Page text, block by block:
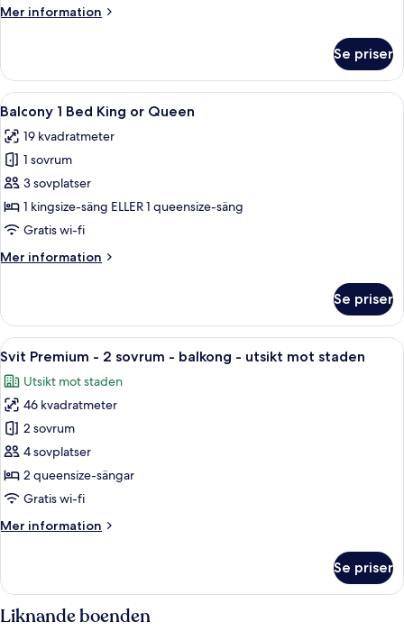
Bed
Mer information
Mer
View
Balcony
1
King
Se priser
Öppna
alla
foton
för
Balcony
1
Bed
or
Ett hotellrum med en stor säng, ett
6
Balcony 1 Bed King or Queen
19 kvadratmeter
1 sovrum
3 sovplatser
1 kingsize-säng ELLER 1 queensize-säng
Gratis wi-fi
Mer information
Mer
1
Bed
King
Queen
Se priser
Öppna
alla
foton
för
Svit
Premium
-
2
-
utsikt
mot
Ett hotellrum med ett stort fönster,
5
Svit Premium - 2 sovrum - balkong - utsikt mot staden
Utsikt mot staden
46 kvadratmeter
2 sovrum
4 sovplatser
2 queensize-sängar
Gratis wi-fi
Mer information
Mer
Premium
2
Se priser
Liknande boenden